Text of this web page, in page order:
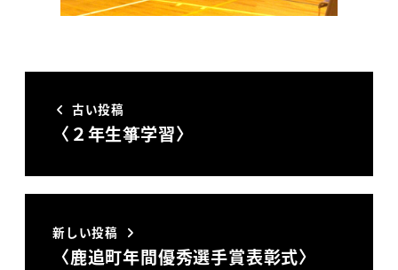
古い投稿
〈２年生箏学習〉
新しい投稿
〈鹿追町年間優秀選手賞表彰式〉